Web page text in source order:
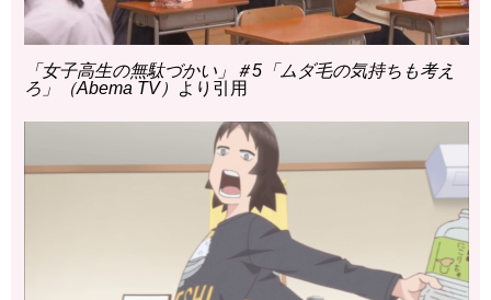
「女子高生の無駄づかい」＃5「ムダ毛の気持ちも考え
ろ」（Abema TV）
より引用